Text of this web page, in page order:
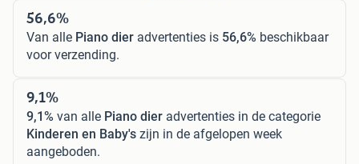
56,6%
Van alle Piano dier advertenties is 56,6% beschikbaar
voor verzending.
9,1%
9,1% van alle Piano dier advertenties in de categorie
Kinderen en Baby's zijn in de afgelopen week
aangeboden.